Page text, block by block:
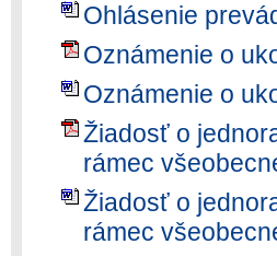
Ohlásenie
Oznámenie o
Oznámenie o
Žiadosť o
rámec
Žiadosť o
rámec